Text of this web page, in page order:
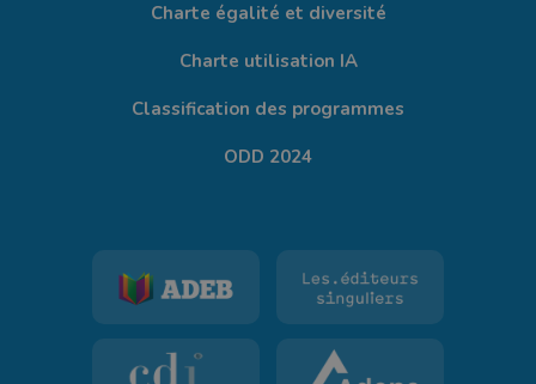
Charte égalité et diversité
Charte utilisation IA
Classification des programmes
ODD 2024